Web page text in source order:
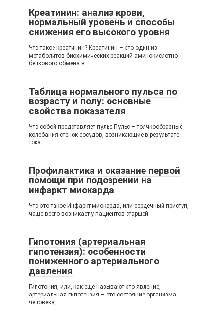
Креатинин: анализ крови,
нормальный уровень и способы
снижения его высокого уровня
Что такое креатинин? Креатинин – это один из
метаболитов биохимических реакций аминокислотно-
белкового обмена в
Таблица нормального пульса по
возрасту и полу: основные
свойства показателя
Что собой представляет пульс Пульс – толчкообразные
колебания стенок сосудов, возникающие в результате
тока
Профилактика и оказание первой
помощи при подозрении на
инфаркт миокарда
Что это такое Инфаркт миокарда, или сердечный приступ,
чаще всего возникает у пациентов старшей
Гипотония (артериальная
гипотензия): особенности
пониженного артериального
давления
Гипотония, или, как еще называют это явление,
артериальная гипотензия – это состояние организма
человека,